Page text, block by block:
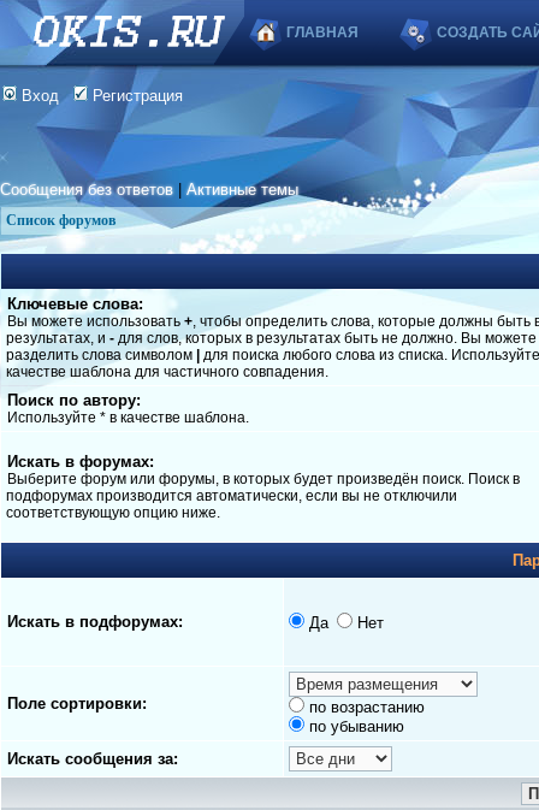
ГЛАВНАЯ СОЗДАТЬ
Вход Регистрация
Сообщения без ответов |Активные темы
Список форумов
Ключевые слова:
Вы можете использовать +, чтобы определить слова, которые должны быть
результатах, и - для слов, которых в результатах быть не должно. Вы можете
разделить слова символом
для поиска любого слова из списка.
качестве шаблона для частичного совпадения.
Поиск по автору:
Используйте * в качестве шаблона.
Искать в форумах:
Выберите форум или форумы, в которых будет произведён поиск. Поиск в
подфорумах производится автоматически, если вы не отключили
соответствующую опцию ниже.
Искать в подфорумах: Да Нет
Поле сортировки:
по возрастанию
по убыванию
Искать сообщения за: